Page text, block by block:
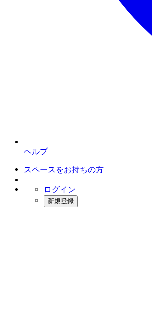
ヘルプ
スペースをお持ちの方
ログイン
新規登録